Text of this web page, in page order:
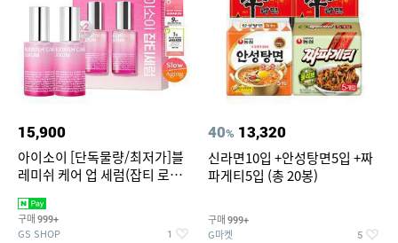
15,900
아이소이 [단독물량/최저가]블
레미쉬 케어 업 세럼(잡티 로즈
2027-04-24)
구매 999+
GS SHOP 1
40% 13,320
신라면10입 +안성탕면5입 +짜
파게티5입 (총 20봉)
구매 999+
G마켓 5